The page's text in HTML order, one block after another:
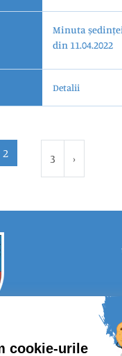
Minuta
din 11.04.2022
Detalii
2 3 ›
cookie-urile